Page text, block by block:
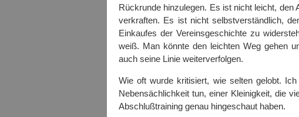
Rückrunde hinzulegen. Es ist nicht leicht,
verkraften. Es ist nicht selbstverständlich,
Einkaufes der Vereinsgeschichte zu
weiß. Man könnte den leichten Weg gehen
auch seine Linie weiterverfolgen.
Wie oft wurde kritisiert, wie selten gelobt.
Nebensächlichkeit tun, einer Kleinigkeit, die
Abschlußtraining genau hingeschaut haben.